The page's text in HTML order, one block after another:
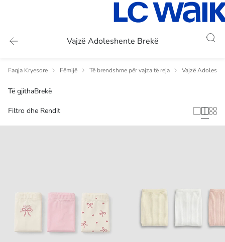
Vajzë Adoleshente Brekë
Faqja Kryesore Fëmijë Të brendshme për vajza të reja Vajzë
Të gjithaBrekë
Filtro dhe Rendit